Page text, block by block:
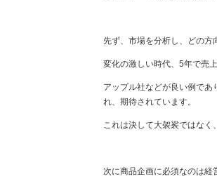
先ず、市場を分析し、どの方
変化の激しい時代、5年で売
アップル社などが良い例で
れ、期待されています。
これは決して大袈裟ではなく
次に商品企画に必須なのは経